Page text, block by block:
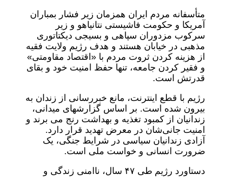
متأسفانه مردم ایران همزمان زیر فشار بمباران
آمریکا و حکومت فاشیستی نتانیاهو و زیر
سرکوب مزدوران سپاهی و بسیجی دیکتاتوری
مذهبی در خیابان هستند و هدف رژیم ولایت فقیه
از هزینه کردن ثروت مردم با «اقتصاد مقاومتی»
و فقیر کردن جامعه، تنها حفظ امنیت خود و بقای
قدرتش است.
رژیم با قطع اینترنت، مانع خبررسانی از زندان به
بیرون شده است. بر اساس گزارشهای میدانی،
زندانیان از کمبود تغذیه و بهداشت رنج می ‌برند و
امنیت جانی‌شان در معرض تهدید قرار دارد.
آزادی زندانیان سیاسی در شرایط جنگی، یک
ضرورت انسانی و خواست ملی است.
دستاورد رژیم طی ۴۷ سال، ناامنی زندگی و